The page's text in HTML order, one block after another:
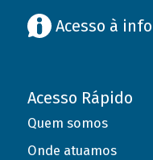
Acesso à
Acesso Rápido
Quem somos
Onde atuamos